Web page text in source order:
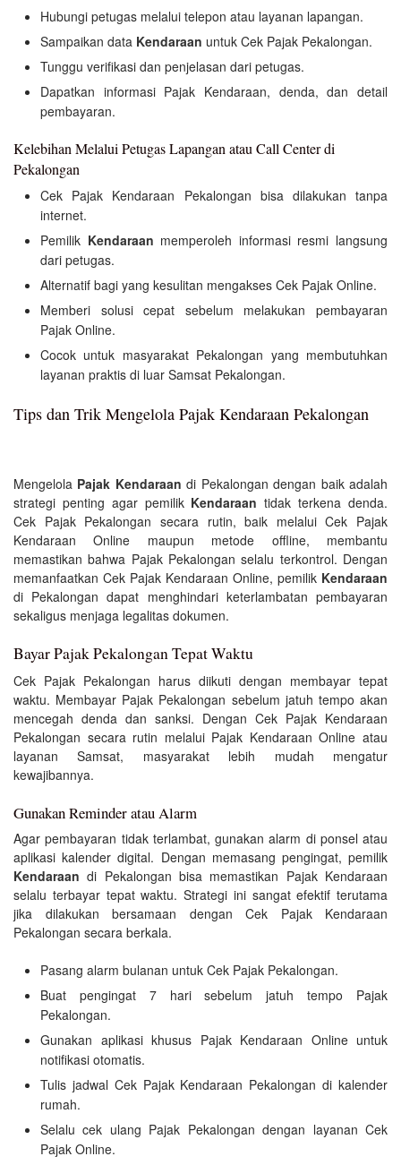
Hubungi petugas melalui telepon atau layanan lapangan.
Sampaikan data Kendaraan untuk Cek Pajak Pekalongan.
Tunggu verifikasi dan penjelasan dari petugas.
Dapatkan informasi Pajak Kendaraan, denda, dan detail
pembayaran.
Kelebihan Melalui Petugas Lapangan atau Call Center di
Pekalongan
Cek Pajak Kendaraan Pekalongan bisa dilakukan tanpa
internet.
Pemilik Kendaraan memperoleh informasi resmi langsung
dari petugas.
Alternatif bagi yang kesulitan mengakses Cek Pajak Online.
Memberi solusi cepat sebelum melakukan pembayaran
Pajak Online.
Cocok untuk masyarakat Pekalongan yang membutuhkan
layanan praktis di luar Samsat Pekalongan.
Tips dan Trik Mengelola Pajak Kendaraan Pekalongan
Mengelola Pajak Kendaraan di Pekalongan dengan baik adalah
strategi penting agar pemilik Kendaraan tidak terkena denda.
Cek Pajak Pekalongan secara rutin, baik melalui Cek Pajak
Kendaraan Online maupun metode offline, membantu
memastikan bahwa Pajak Pekalongan selalu terkontrol. Dengan
memanfaatkan Cek Pajak Kendaraan Online, pemilik Kendaraan
di Pekalongan dapat menghindari keterlambatan pembayaran
sekaligus menjaga legalitas dokumen.
Bayar Pajak Pekalongan Tepat Waktu
Cek Pajak Pekalongan harus diikuti dengan membayar tepat
waktu. Membayar Pajak Pekalongan sebelum jatuh tempo akan
mencegah denda dan sanksi. Dengan Cek Pajak Kendaraan
Pekalongan secara rutin melalui Pajak Kendaraan Online atau
layanan Samsat, masyarakat lebih mudah mengatur
kewajibannya.
Gunakan Reminder atau Alarm
Agar pembayaran tidak terlambat, gunakan alarm di ponsel atau
aplikasi kalender digital. Dengan memasang pengingat, pemilik
Kendaraan di Pekalongan bisa memastikan Pajak Kendaraan
selalu terbayar tepat waktu. Strategi ini sangat efektif terutama
jika dilakukan bersamaan dengan Cek Pajak Kendaraan
Pekalongan secara berkala.
Pasang alarm bulanan untuk Cek Pajak Pekalongan.
Buat pengingat 7 hari sebelum jatuh tempo Pajak
Pekalongan.
Gunakan aplikasi khusus Pajak Kendaraan Online untuk
notifikasi otomatis.
Tulis jadwal Cek Pajak Kendaraan Pekalongan di kalender
rumah.
Selalu cek ulang Pajak Pekalongan dengan layanan Cek
Pajak Online.